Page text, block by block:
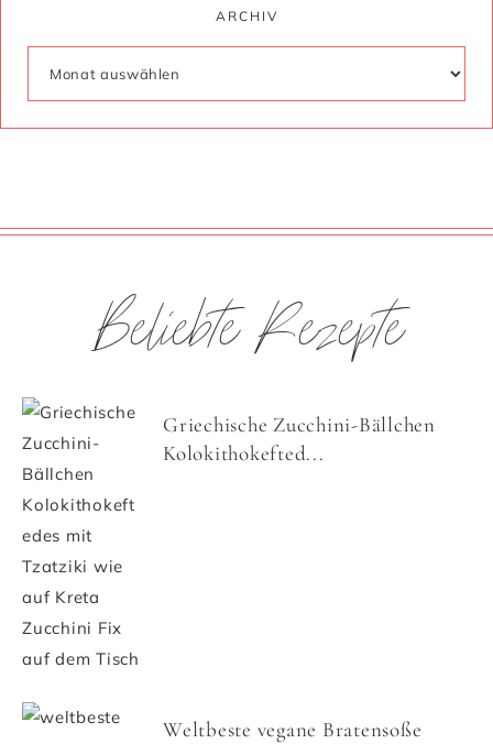
ARCHIV
Beliebte Rezepte
Griechische Zucchini-Bällchen
Kolokithokefted...
Weltbeste vegane Bratensoße